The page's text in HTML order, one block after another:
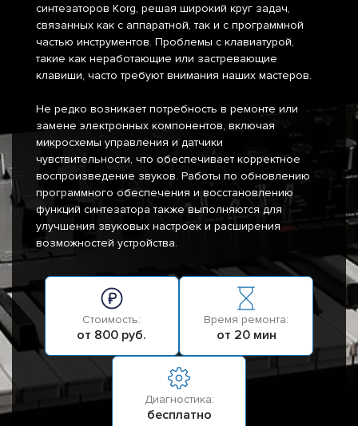
синтезаторов Korg, решая широкий круг задач,
связанных как с аппаратной, так и с программной
частью инструментов. Проблемы с клавиатурой,
такие как неработающие или застревающие
клавиши, часто требуют внимания наших мастеров.
Не редко возникает потребность в ремонте или
замене электронных компонентов, включая
микросхемы управления и датчики
чувствительности, что обеспечивает корректное
воспроизведение звуков. Работы по обновлению
программного обеспечения и восстановлению
функций синтезатора также выполняются для
улучшения звуковых настроек и расширения
возможностей устройства.
Стоимость:
от 800 руб.
Время ремонта:
от 20 мин
Диагностика:
бесплатно